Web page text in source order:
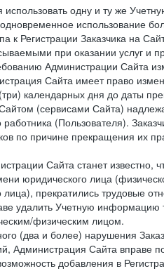
использовать одну и ту же
использование
к Регистрации Заказчика на
при оказании услуг и
Администрации Сайта
Сайта имеет право
календарных дня до даты
(сервисами Сайта)
(Пользователя).
по причине прекращения их
Сайта станет
юридического лица
лица), прекратились трудовые
удалить Учетную информацию
физическим лицом.
(два и более) нарушения
Администрация Сайта вправе
добавления в